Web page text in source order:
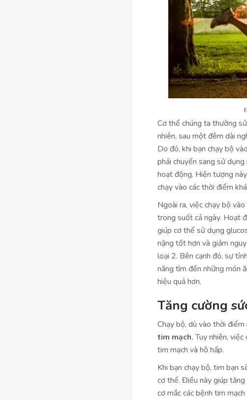
Cơ thể chúng ta thường
nhiên, sau một đêm dài
Do đó, khi bạn chạy bộ
phải chuyển sang sử
hoạt động. Hiện tượng
chạy vào các thời điểm
Ngoài ra, việc chạy bộ
trong suốt cả ngày. Hoạt
giúp cơ thể sử dụng
nặng tốt hơn và giảm
loại 2. Bên cạnh đó, sự
năng tìm đến những món
hiệu quả hơn.
Tăng cường
Chạy bộ, dù vào thời
tim mạch.Tuy nhiên,
tim mạch và hô hấp.
Khi bạn chạy bộ, tim bạn
cơ thể. Điều này giúp tăng
cơ mắc các bệnh tim